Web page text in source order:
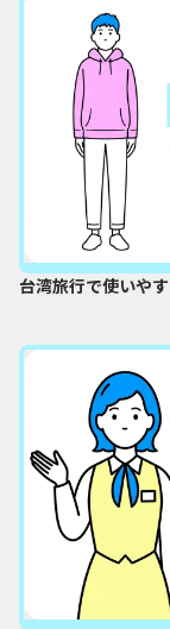
台湾旅行で使いや